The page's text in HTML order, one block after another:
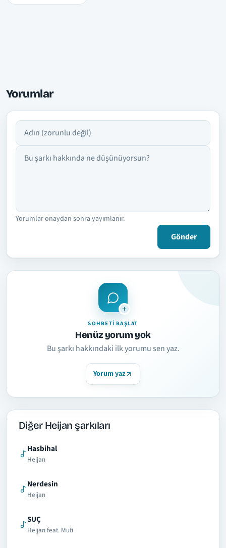
Yorumlar
Adın
Yorumun
Yorumlar onaydan sonra yayımlanır.
Gönder
SOHBETI BAŞLAT
Henüz yorum yok
Bu şarkı hakkındaki ilk yorumu sen yaz.
Yorum yaz
Diğer Heijan şarkıları
Hasbihal
Heijan
Nerdesin
Heijan
SUÇ
Heijan feat. Muti